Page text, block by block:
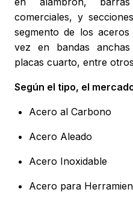
comerciales, y
segmento de los
vez en bandas
placas cuarto, entre
Según el tipo, el
Acero al Carbono
Acero Aleado
Acero Inoxidable
Acero para